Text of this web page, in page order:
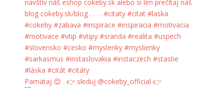
Pamätaj 😊 . 👉 sleduj @cokeby_official 👉